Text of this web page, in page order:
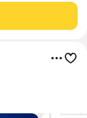
Вид из окон на